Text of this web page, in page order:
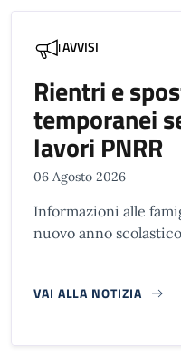
AVVISI
Rientri e
temporanei
lavori PNRR
06 Agosto 2026
Informazioni alle
nuovo anno
VAI ALLA NOTIZIA